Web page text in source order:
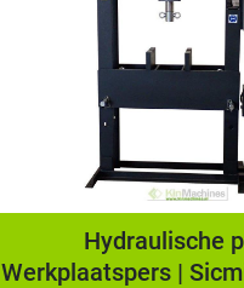
Hydraulische
Werkplaatspers |